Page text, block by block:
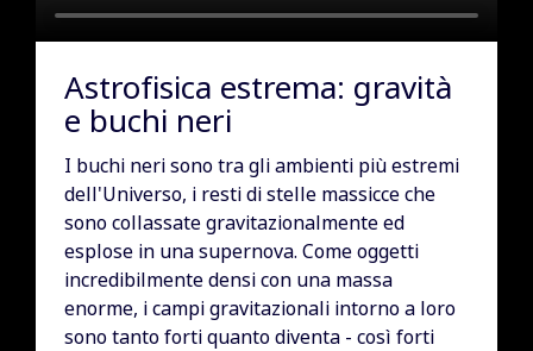
Astrofisica estrema: gravità
e buchi neri
I buchi neri sono tra gli ambienti più estremi
dell'Universo, i resti di stelle massicce che
sono collassate gravitazionalmente ed
esplose in una supernova. Come oggetti
incredibilmente densi con una massa
enorme, i campi gravitazionali intorno a loro
sono tanto forti quanto diventa - così forti